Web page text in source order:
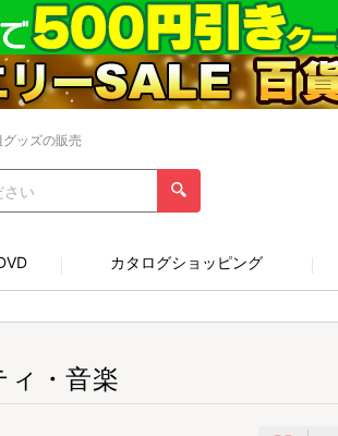
ッズの販売
カタログショッピング
ィ・音楽